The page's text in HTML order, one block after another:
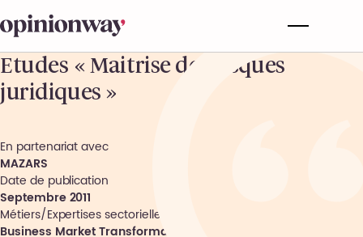
Etudes « Maitrise des risques
juridiques »
En partenariat avec
MAZARS
Date de publication
Septembre 2011
Métiers/Expertises sectorielles
Business Market Transformation